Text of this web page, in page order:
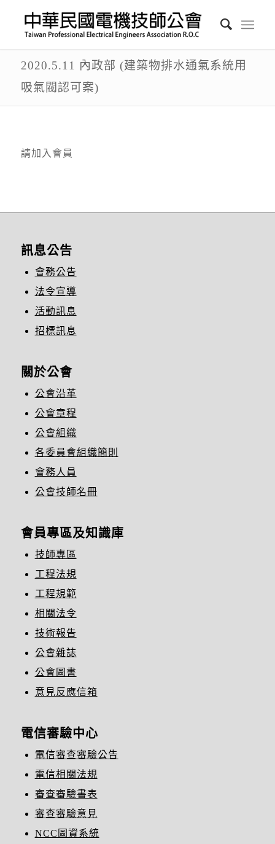
2020.5.11 內政部 (建築物排水通氣系統用
吸氣閥認可案)
請加入會員
訊息公告
會務公告
法令宣導
活動訊息
招標訊息
關於公會
公會沿革
公會章程
公會組織
各委員會組織簡則
會務人員
公會技師名冊
會員專區及知識庫
技師專區
工程法規
工程規範
相關法令
技術報告
公會雜誌
公會圖書
意見反應信箱
電信審驗中心
電信審查審驗公告
電信相關法規
審查審驗書表
審查審驗意見
NCC圖資系統